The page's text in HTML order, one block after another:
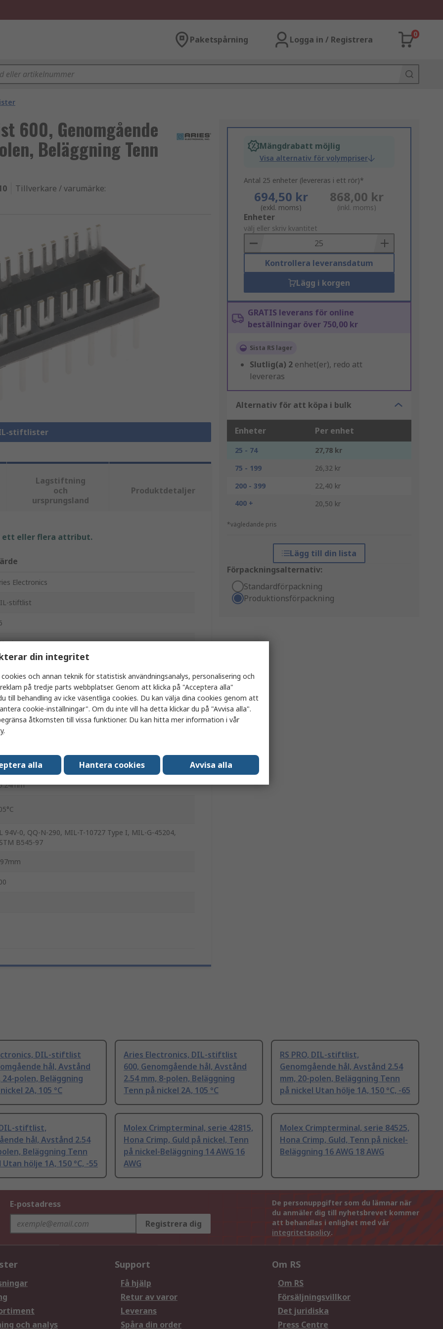
Paketspårning Logga in / Registrera
0
600, Genomgående
Beläggning Tenn
Tillverkare / varumärke:
stiftlister
Mängdrabatt möjlig
Visa alternativ för volympriser
Antal 25 enheter (levereras i ett rör)*
694,50 kr
(exkl. moms)
868,00 kr
(inkl. moms)
Add
to
Basket
Enheter
välj eller skriv kvantitet
Kontrollera leveransdatum
Lägg i korgen
GRATIS leverans för online
beställningar över 750,00 kr
Sista RS lager
Slutlig(a) 2 enhet(er), redo att
levereras
Alternativ för att köpa i bulk
Enheter Per enhet
25 - 74
27,78 kr
75 - 199
26,32 kr
200 - 399
22,40 kr
400 +
20,50 kr
*vägledande pris
Lägg till din lista
Förpackningsalternativ:
Standardförpackning
Produktionsförpackning
Lagstiftning
och
ursprungsland
Produktdetaljer
ett eller flera attribut.
Electronics
stiftlist
hål
94V-0, QQ-N-290, MIL-T-10727 Type I, MIL-G-45204,
B545-97
DIL-stiftlist
hål, Avstånd
24-polen, Beläggning
2A, 105 °C
Aries Electronics, DIL-stiftlist
600, Genomgående hål, Avstånd
2.54 mm, 8-polen, Beläggning
Tenn på nickel 2A, 105 °C
RS PRO, DIL-stiftlist,
Genomgående hål, Avstånd 2.54
mm, 20-polen, Beläggning Tenn
på nickel Utan hölje 1A, 150 °C, -65
DIL-stiftlist,
hål, Avstånd 2.54
Beläggning Tenn
hölje 1A, 150 °C, -55
Molex Crimpterminal, serie 42815,
Hona Crimp, Guld på nickel, Tenn
på nickel-Beläggning 14 AWG 16
AWG
Molex Crimpterminal, serie 84525,
Hona Crimp, Guld, Tenn på nickel-
Beläggning 16 AWG 18 AWG
E-postadress
Registrera dig
De personuppgifter som du lämnar när
du anmäler dig till nyhetsbrevet kommer
att behandlas i enlighet med vår
integritetspolicy.
och analys
Support
Få hjälp
Retur av varor
Leverans
Spåra din order
Om RS
Om RS
Försäljningsvillkor
Det juridiska
Press Centre
din integritet
cookies och annan teknik för statistisk användningsanalys, personalisering och
på tredje parts webbplatser. Genom att klicka på "Acceptera alla"
till behandling av icke väsentliga cookies. Du kan välja dina cookies genom att
cookie-inställningar". Om du inte vill ha detta klickar du på "Avvisa alla".
åtkomsten till vissa funktioner. Du kan hitta mer information i vår
.
alla Hantera cookies Avvisa alla